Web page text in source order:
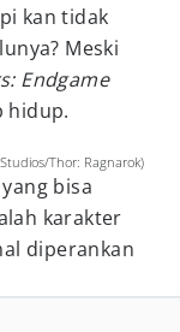
kan tidak
Meski
Endgame
hidup.
Thor: Ragnarok)
bisa
karakter
diperankan